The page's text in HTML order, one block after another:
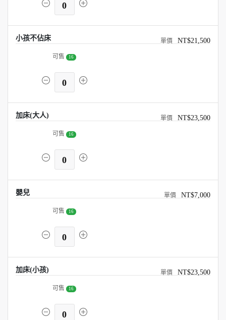
0
小孩不佔床 NT$21,500
可售 16
0
加床(大人) NT$23,500
可售 16
0
嬰兒 NT$7,000
可售 16
0
加床(小孩) NT$23,500
可售 16
0